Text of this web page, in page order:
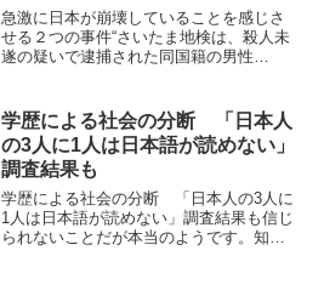
急激に日本が崩壊していることを感じさ
せる２つの事件“さいたま地検は、殺人未
遂の疑いで逮捕された同国籍の男性
な「流れ」を見ればアメリカの没落は必
至であり、どこまでもアメ...
学歴による社会の分断 「日本人
の3人に1人は日本語が読めない」
調査結果も
学歴による社会の分断 「日本人の3人に
1人は日本語が読めない」調査結果も信じ
られないことだが本当のようです。知識